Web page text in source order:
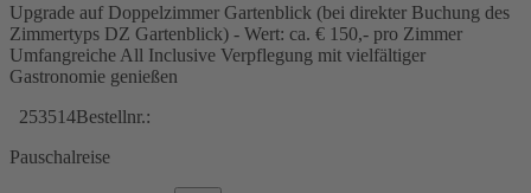
Upgrade auf Doppelzimmer Gartenblick (bei direkter Buchung des
Zimmertyps DZ Gartenblick) - Wert: ca. € 150,- pro Zimmer
Umfangreiche All Inclusive Verpflegung mit vielfältiger
Gastronomie genießen
253514Bestellnr.:
Pauschalreise